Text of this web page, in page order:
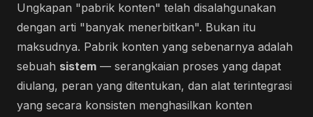
Ungkapan "pabrik konten" telah disalahgunakan
dengan arti "banyak menerbitkan". Bukan itu
maksudnya. Pabrik konten yang sebenarnya adalah
sebuah sistem — serangkaian proses yang dapat
diulang, peran yang ditentukan, dan alat terintegrasi
yang secara konsisten menghasilkan konten